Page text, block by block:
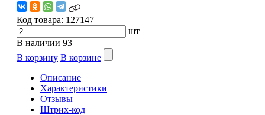
Код товара: 127147
шт
В наличии 93
В корзину В корзине
Описание
Характеристики
Отзывы
Штрих-код